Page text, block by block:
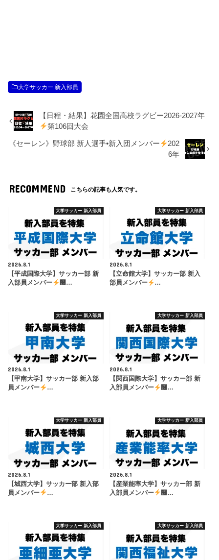
大学サッカー 新入部員
【日程・結果】花園全国高校ラグビー2026-2027年
第106回大会
《セーレン》野球部 新人選手•新入団メンバー
202
6年
RECOMMEND こちらの記事も人気です。
大学サッカー 新入部員
2026.8.1
【平成国際大学】サッカー部 新
入部員メンバー
࿠…
大学サッカー 新入部員
2026.8.1
【立命館大学】サッカー部 新入
部員メンバー
…
大学サッカー 新入部員
2026.8.1
【甲南大学】サッカー部 新入部
員メンバー
…
大学サッカー 新入部員
2026.8.1
【関西国際大学】サッカー部 新
入部員メンバー
࿠…
大学サッカー 新入部員
2026.8.1
【城西大学】サッカー部 新入部
員メンバー
…
大学サッカー 新入部員
2026.8.1
【産業能率大学】サッカー部 新
入部員メンバー
࿠…
大学サッカー 新入部員 大学サッカー 新入部員